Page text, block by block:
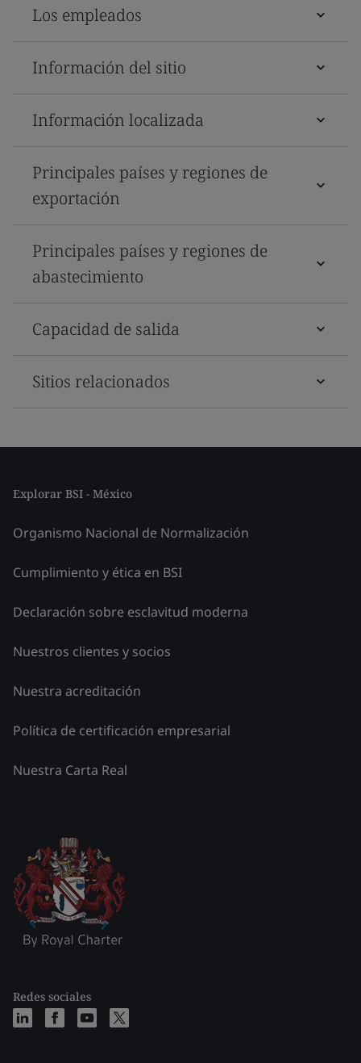
Los empleados
Información del sitio
Información localizada
Principales países y regiones de
exportación
Principales países y regiones de
abastecimiento
Capacidad de salida
Sitios relacionados
Explorar BSI - México
Organismo Nacional de Normalización
Cumplimiento y ética en BSI
Declaración sobre esclavitud moderna
Nuestros clientes y socios
Nuestra acreditación
Política de certificación empresarial
Nuestra Carta Real
Redes sociales